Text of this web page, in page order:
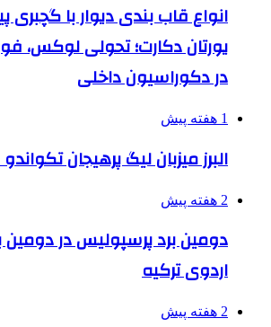
انواع قاب بندی دیوار با
یورتان دکارت؛ تحولی لوکس،
در دکوراسیون داخلی
1 هفته پیش
البرز میزبان لیگ پرهیجان
2 هفته پیش
دومین برد پرسپولیس در دومین
اردوی ترکیه
2 هفته پیش